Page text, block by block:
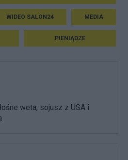
WIDEO SALON24 MEDIA
PIENIĄDZE
weta, sojusz z USA i